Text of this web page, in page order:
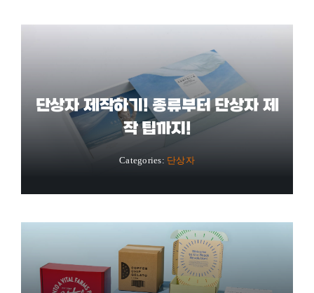
단상자 제작하기! 종류부터 단상자 제
작 팁까지!
Categories: 단상자